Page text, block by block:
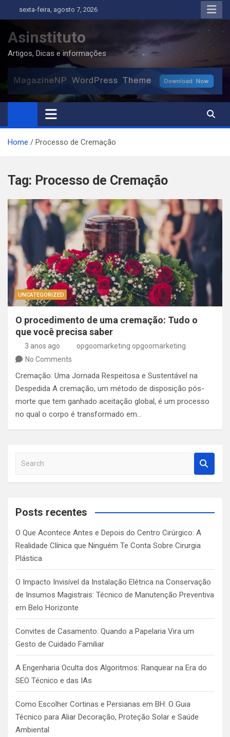
to
content
sexta-feira, agosto 7, 2026
Asinstituto
Artigos, Dicas e informações
Home Processo de Cremação
Tag: Processo de Cremação
UNCATEGORIZED
O procedimento de uma cremação: Tudo o
que você precisa saber
3 anos ago
opgoomarketing opgoomarketing
No Comments
Cremação: Uma Jornada Respeitosa e Sustentável na
Despedida A cremação, um método de disposição pós-
morte que tem ganhado aceitação global, é um processo
no qual o corpo é transformado em…
a
c
Posts recentes
O Que Acontece Antes e Depois do Centro Cirúrgico: A
Realidade Clínica que Ninguém Te Conta Sobre Cirurgia
Plástica
O Impacto Invisível da Instalação Elétrica na Conservação
de Insumos Magistrais: Técnico de Manutenção Preventiva
em Belo Horizonte
Convites de Casamento: Quando a Papelaria Vira um
Gesto de Cuidado Familiar
A Engenharia Oculta dos Algoritmos: Ranquear na Era do
SEO Técnico e das IAs
Como Escolher Cortinas e Persianas em BH: O Guia
Técnico para Aliar Decoração, Proteção Solar e Saúde
Ambiental